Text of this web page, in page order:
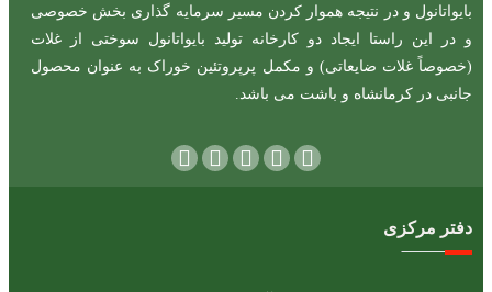
بایواتانول و در نتیجه هموار کردن مسیر سرمایه گذاری بخش خصوصی
و در این راستا ایجاد دو کارخانه تولید بایواتانول سوختی از غلات
(خصوصاً غلات ضایعاتی) و مکمل پرپروتئین خوراک به عنوان محصول
جانبی در کرمانشاه و باشت می باشد.
دفتر مرکزی